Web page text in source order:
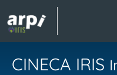
CINECA IRIS